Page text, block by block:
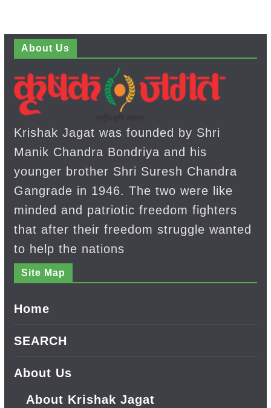
About Us
Krishak Jagat was founded by Shri
Manik Chandra Bondriya and his
younger brother Shri Suresh Chandra
Gangrade in 1946. The two were like
minded and patriotic freedom fighters
that after their freedom struggle wanted
to help the nations
Site Map
Home
SEARCH
About Us
About Krishak Jagat